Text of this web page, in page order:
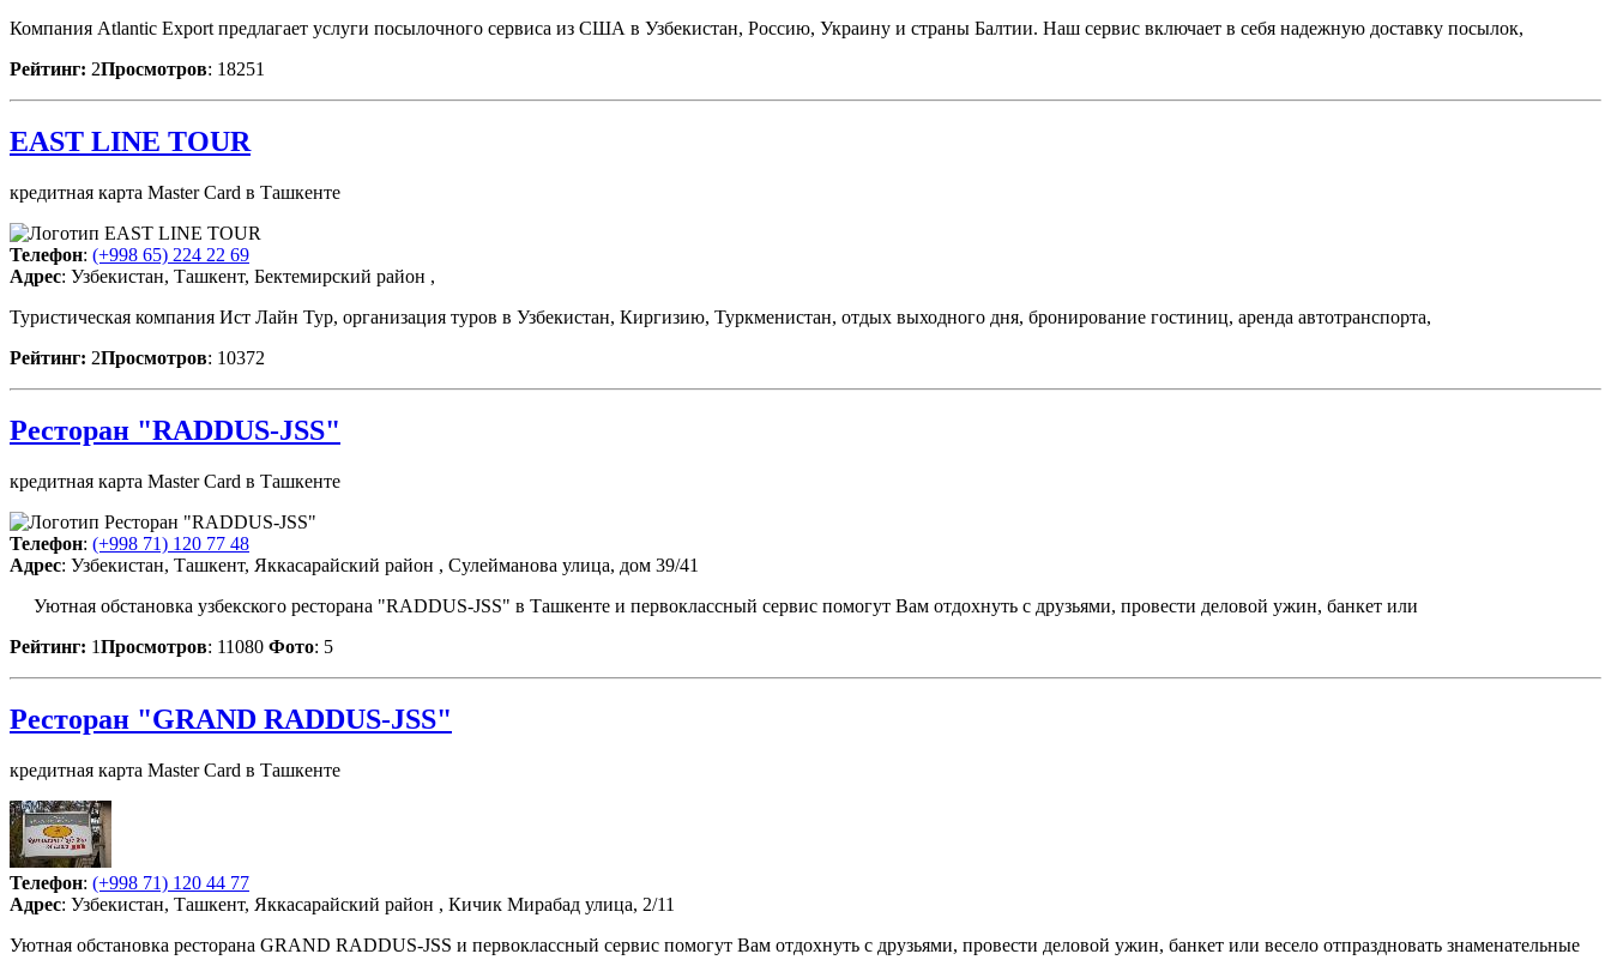
Компания Atlantic Export предлагает услуги посылочного сервиса из США в Узбекистан, Россию, Украину и страны Балтии. Наш сервис включает в себя надежную доставку посылок,
Рейтинг: 2Просмотров: 18251
EAST LINE TOUR
кредитная карта Master Card в Ташкенте
Телефон: (+998 65) 224 22 69
Адрес: Узбекистан, Ташкент, Бектемирский район ,
Туристическая компания Ист Лайн Тур, организация туров в Узбекистан, Киргизию, Туркменистан, отдых выходного дня, бронирование гостиниц, аренда автотранспорта,
Рейтинг: 2Просмотров: 10372
Ресторан "RADDUS-JSS"
кредитная карта Master Card в Ташкенте
Телефон: (+998 71) 120 77 48
Адрес: Узбекистан, Ташкент, Яккасарайский район , Сулейманова улица, дом 39/41
Уютная обстановка узбекского ресторана "RADDUS-JSS" в Ташкенте и первоклассный сервис помогут Вам отдохнуть с друзьями, провести деловой ужин, банкет или
Рейтинг: 1Просмотров: 11080 Фото: 5
Ресторан "GRAND RADDUS-JSS"
кредитная карта Master Card в Ташкенте
Телефон: (+998 71) 120 44 77
Адрес: Узбекистан, Ташкент, Яккасарайский район , Кичик Мирабад улица, 2/11
Уютная обстановка ресторана GRAND RADDUS-JSS и первоклассный сервис помогут Вам отдохнуть с друзьями, провести деловой ужин, банкет или весело отпраздновать знаменательные